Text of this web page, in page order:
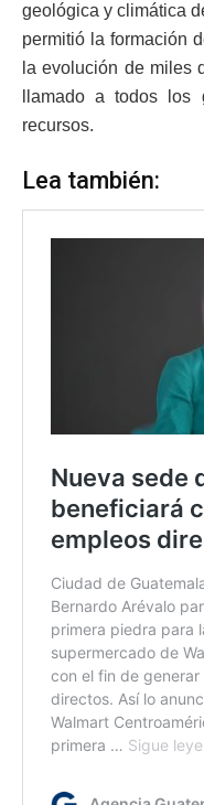
geológica y climática
permitió la formación
la evolución de miles
llamado a todos los
recursos.
Lea también: